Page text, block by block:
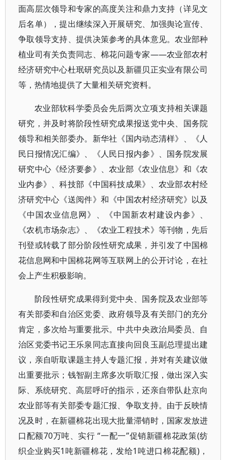
面高层次领导和专家的高度关注和鼎力支持（详见文
后名单），提出继续深入开展研究、加强舆论宣传、
争取领导支持、提供决策参考的具体意见。农业部种
植业司有关负责同志、棉花问题专家——农业部农村
经济研究中心杜珉研究员以及新疆贝正实业有限公司
等，热情地提供了大量相关研究资料。
农业部软科学委员会先后两次立项支持相关课题
研究，并及时将阶段性研究成果报送党中央、国务院
领导和相关部委办。新华社《国内动态清样》、《人
民日报情况汇编》、《人民日报内参》、国务院发展
研究中心《经济要参》、农业部《农业信息》和《农
业内参》、科技部《中国科技成果》、农业部农村经
济研究中心《送阅件》和《中国农村经济研究》以及
《中国农业信息网》、《中国新农村建设内参》、
《农机市场杂志》、《农业工程技术》等刊物，先后
刊登或转载了部分阶段性研究成果，并引发了中国棉
花信息网和中国棉花网等互联网上的公开讨论，在社
会上产生积极影响。
阶段性研究成果得到党中央、国务院及农业部等
有关部委和自治区党委、政府领导及有关部门的充分
肯定，多次给与重要批示。中共中央政治局委员、自
治区党委书记王乐泉同志直接向回良玉副总理提出建
议，亲自听取课题主持人专题汇报，并对有关建议做
出重要批示；钱智副主席多次听取汇报，做出深入实
际、系统研究、高层呼吁的指示，还亲自带队赴京向
农业部等有关部委专题汇报、争取支持。由于反映情
况及时，在新疆棉花出现大批量滞销时，国家发放进
口配额70万吨、实行 “一配一”促销新疆棉花政策(纺
织企业购买1吨新疆棉花，发给1吨进口棉花配额)，